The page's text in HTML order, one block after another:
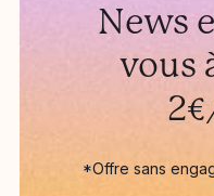
News
vous
*Offre sans